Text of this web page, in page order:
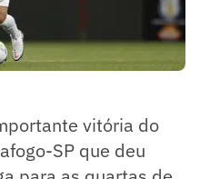
vitória do
SP que deu